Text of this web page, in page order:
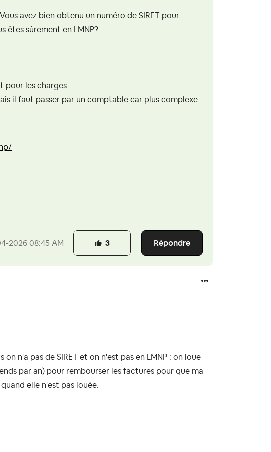
avez bien obtenu un numéro de SIRET pour
sûrement en LMNP?
pour les charges
il faut passer par un comptable car plus complexe
2026 08:45 AM Répondre
3
on n'a pas de SIRET et on n'est pas en LMNP : on loue
par an) pour rembourser les factures pour que ma
elle n'est pas louée.